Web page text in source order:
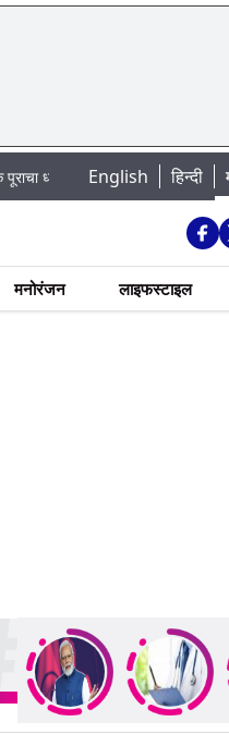
खडकवासला धरणातून मुठानदी
English हिन्दी
मनोरंजन लाइफस्टाइल